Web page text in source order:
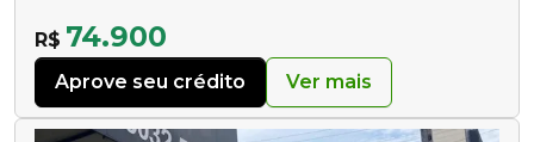
R$ 74.900
Aprove seu crédito Ver mais